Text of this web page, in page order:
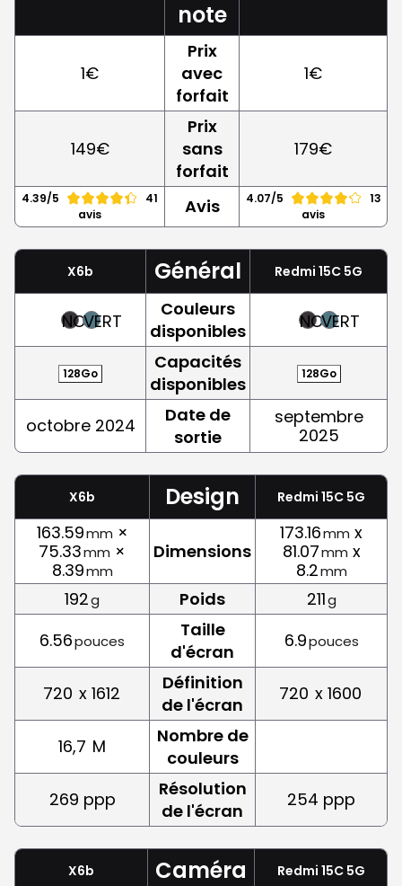
note
1€
Prix
avec
forfait
1€
149€
Prix
sans
forfait
179€
4.39/5
41
avis
Avis 4.07/5
13
avis
X6b Général Redmi 15C 5G
NOIRVERT
Couleurs
disponibles
NOIRVERT
128Go
Capacités
disponibles
128Go
octobre 2024
Date de
sortie
septembre
2025
X6b Design Redmi 15C 5G
163.59mm ×
75.33mm ×
8.39mm
Dimensions
173.16mm x
81.07mm x
8.2mm
192g Poids 211g
6.56pouces
Taille
d'écran
6.9pouces
720 x 1612
Définition
de l'écran
720 x 1600
16,7 M
Nombre de
couleurs
269 ppp
Résolution
de l'écran
254 ppp
X6b Caméra Redmi 15C 5G